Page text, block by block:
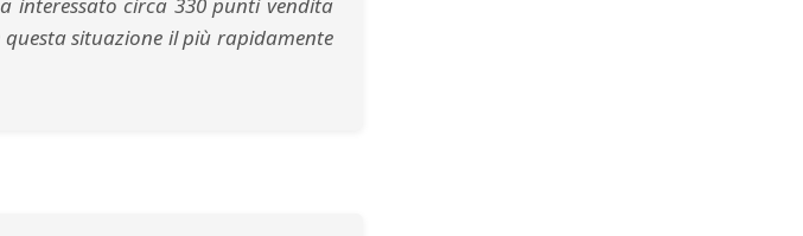
situazione il più rapidamente